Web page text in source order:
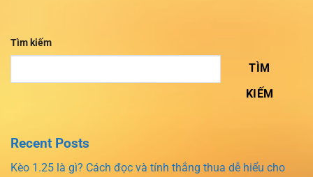
Tìm kiếm
TÌM
KIẾM
Recent Posts
Kèo 1.25 là gì? Cách đọc và tính thắng thua dễ hiểu cho